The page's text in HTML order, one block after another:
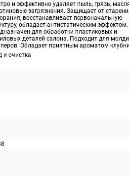
и эффективно удаляет пыль, грязь,
загрязнения. Защищает от
восстанавливает первоначальную
обладает антистатическим эффектом.
для обработки пластиковых и
деталей салона. Подходит для
Обладает приятным ароматом
и очистка